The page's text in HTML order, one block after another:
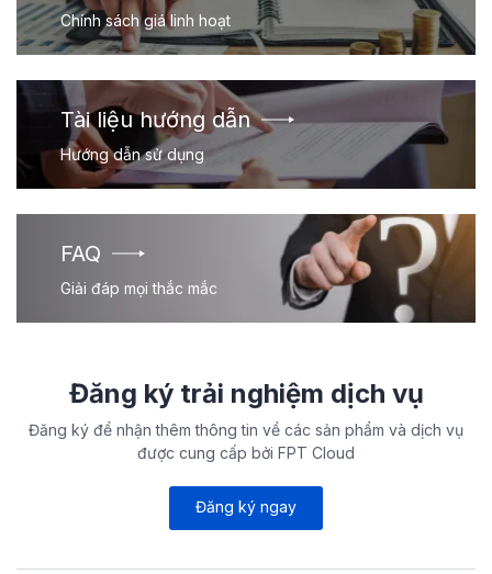
Chính sách giá linh hoạt
Tài liệu hướng dẫn
Hướng dẫn sử dụng
FAQ
Giải đáp mọi thắc mắc
Đăng ký trải nghiệm dịch vụ
Đăng ký để nhận thêm thông tin về các sản phẩm và dịch vụ
được cung cấp bởi FPT Cloud
Đăng ký ngay